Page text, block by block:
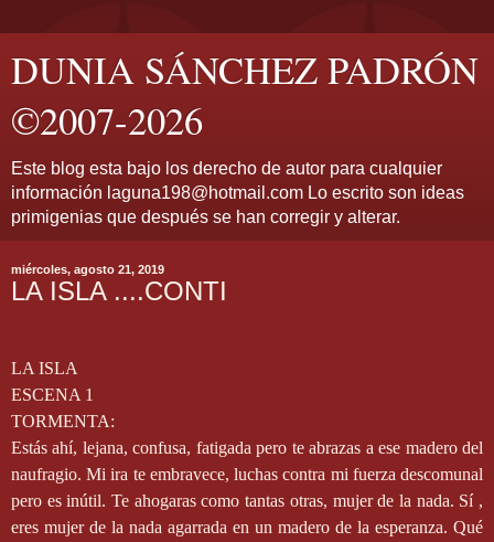
DUNIA SÁNCHEZ PADRÓN
©2007-2026
Este blog esta bajo los derecho de autor para cualquier
información laguna198@hotmail.com Lo escrito son ideas
primigenias que después se han corregir y alterar.
miércoles, agosto 21, 2019
LA ISLA ....CONTI
LA ISLA
ESCENA 1
TORMENTA:
Estás ahí, lejana, confusa, fatigada pero te abrazas a ese madero del
naufragio. Mi ira te embravece, luchas contra mi fuerza descomunal
pero es inútil. Te ahogaras como tantas otras, mujer de la nada. Sí ,
eres mujer de la nada agarrada en un madero de la esperanza. Qué